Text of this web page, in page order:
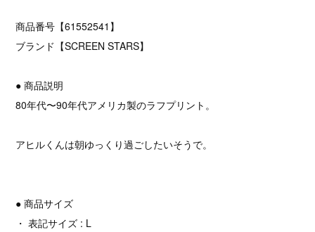
商品番号【61552541】
ブランド【SCREEN STARS】
● 商品説明
80年代〜90年代アメリカ製のラフプリント。
アヒルくんは朝ゆっくり過ごしたいそうで。
● 商品サイズ
・ 表記サイズ : L